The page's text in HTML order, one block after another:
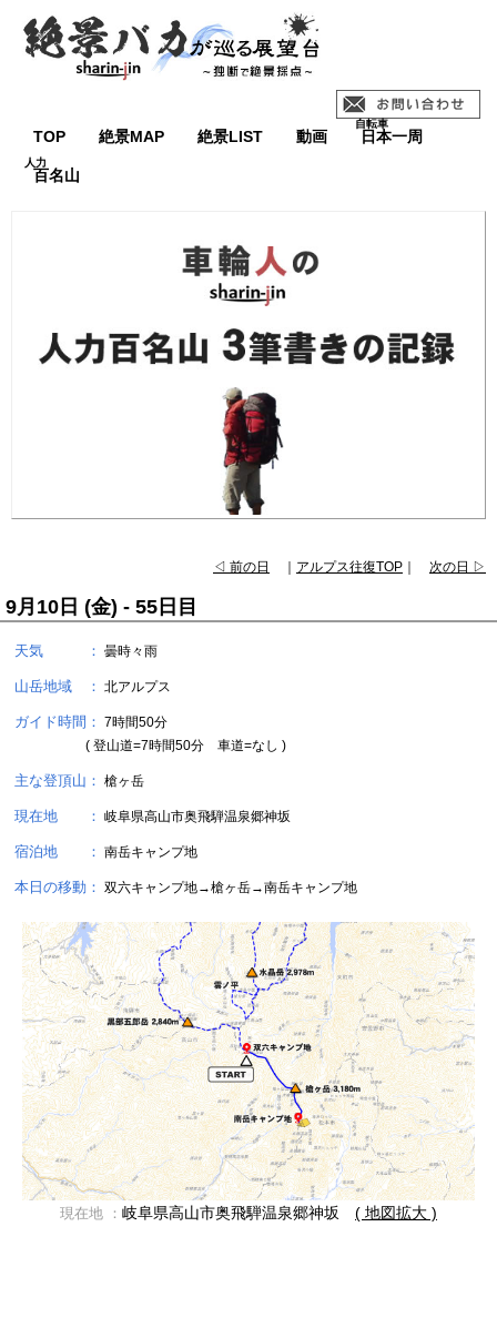
TOP 絶景MAP 絶景LIST 動画 日本一周
百名山
◁ 前の日 ｜ アルプス往復TOP ｜ 次の日 ▷
9月10日 (金) - 55日目
天気 ： 曇時々雨
山岳地域 ： 北アルプス
ガイド時間： 7時間50分
( 登山道=7時間50分 車道=なし )
主な登頂山： 槍ヶ岳
現在地 ： 岐阜県高山市奥飛騨温泉郷神坂
宿泊地 ： 南岳キャンプ地
本日の移動： 双六キャンプ地→槍ヶ岳→南岳キャンプ地
現在地 ： 岐阜県高山市奥飛騨温泉郷神坂 ( 地図拡大 )